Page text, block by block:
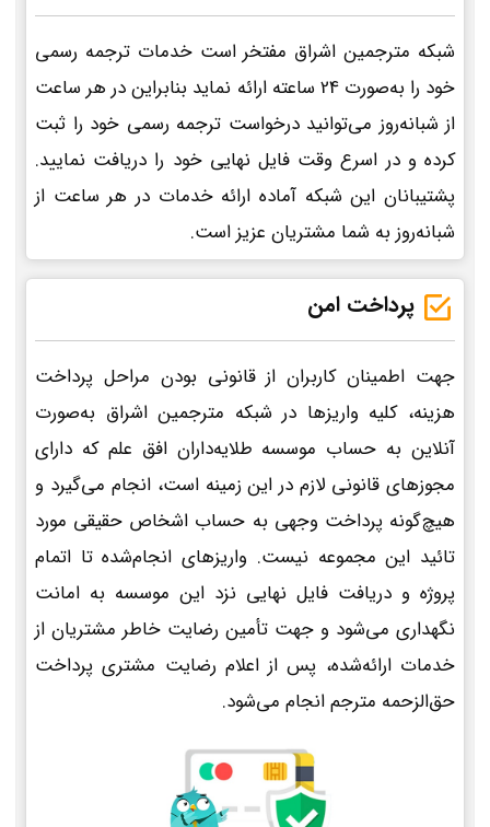
شبکه مترجمین اشراق مفتخر است خدمات ترجمه رسمی
خود را به‌صورت 24 ساعته ارائه نماید بنابراین در هر ساعت
از شبانه‌روز می‌توانید درخواست ترجمه رسمی خود را ثبت
کرده و در اسرع وقت فایل نهایی خود را دریافت نمایید.
پشتیبانان این شبکه آماده ارائه خدمات در هر ساعت از
شبانه‌روز به شما مشتریان عزیز است.
پرداخت امن
جهت اطمینان کاربران از قانونی بودن مراحل پرداخت
هزینه، کلیه واریزها در شبکه مترجمین اشراق به‌صورت
آنلاین به حساب موسسه طلایه‌داران افق علم که دارای
مجوزهای قانونی لازم در این زمینه است، انجام می‌گیرد و
هیچ‌گونه پرداخت وجهی به حساب اشخاص حقیقی مورد
تائید این مجموعه نیست. واریزهای انجام‌شده تا اتمام
پروژه و دریافت فایل نهایی نزد این موسسه به امانت
نگهداری می‌شود و جهت تأمین رضایت خاطر مشتریان از
خدمات ارائه‌شده، پس از اعلام رضایت مشتری پرداخت
حق‌الزحمه مترجم انجام می‌شود.